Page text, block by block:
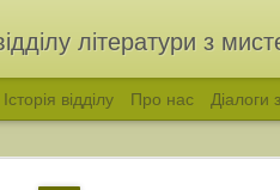
літератури з
Історія відділу Про нас Діалоги